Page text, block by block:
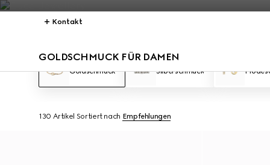
Kontakt
GOLDSCHMUCK FÜR DAMEN
Goldschmuck Silberschmuck
130 Artikel Sortiert nach Empfehlungen